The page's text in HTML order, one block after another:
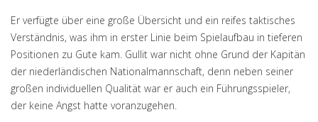
Er verfügte über eine große Übersicht und ein reifes taktisches
Verständnis, was ihm in erster Linie beim Spielaufbau in tieferen
Positionen zu Gute kam. Gullit war nicht ohne Grund der Kapitän
der niederländischen Nationalmannschaft, denn neben seiner
großen individuellen Qualität war er auch ein Führungsspieler,
der keine Angst hatte voranzugehen.